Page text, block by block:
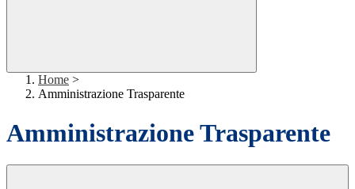
Home >
Amministrazione Trasparente
Amministrazione Trasparente